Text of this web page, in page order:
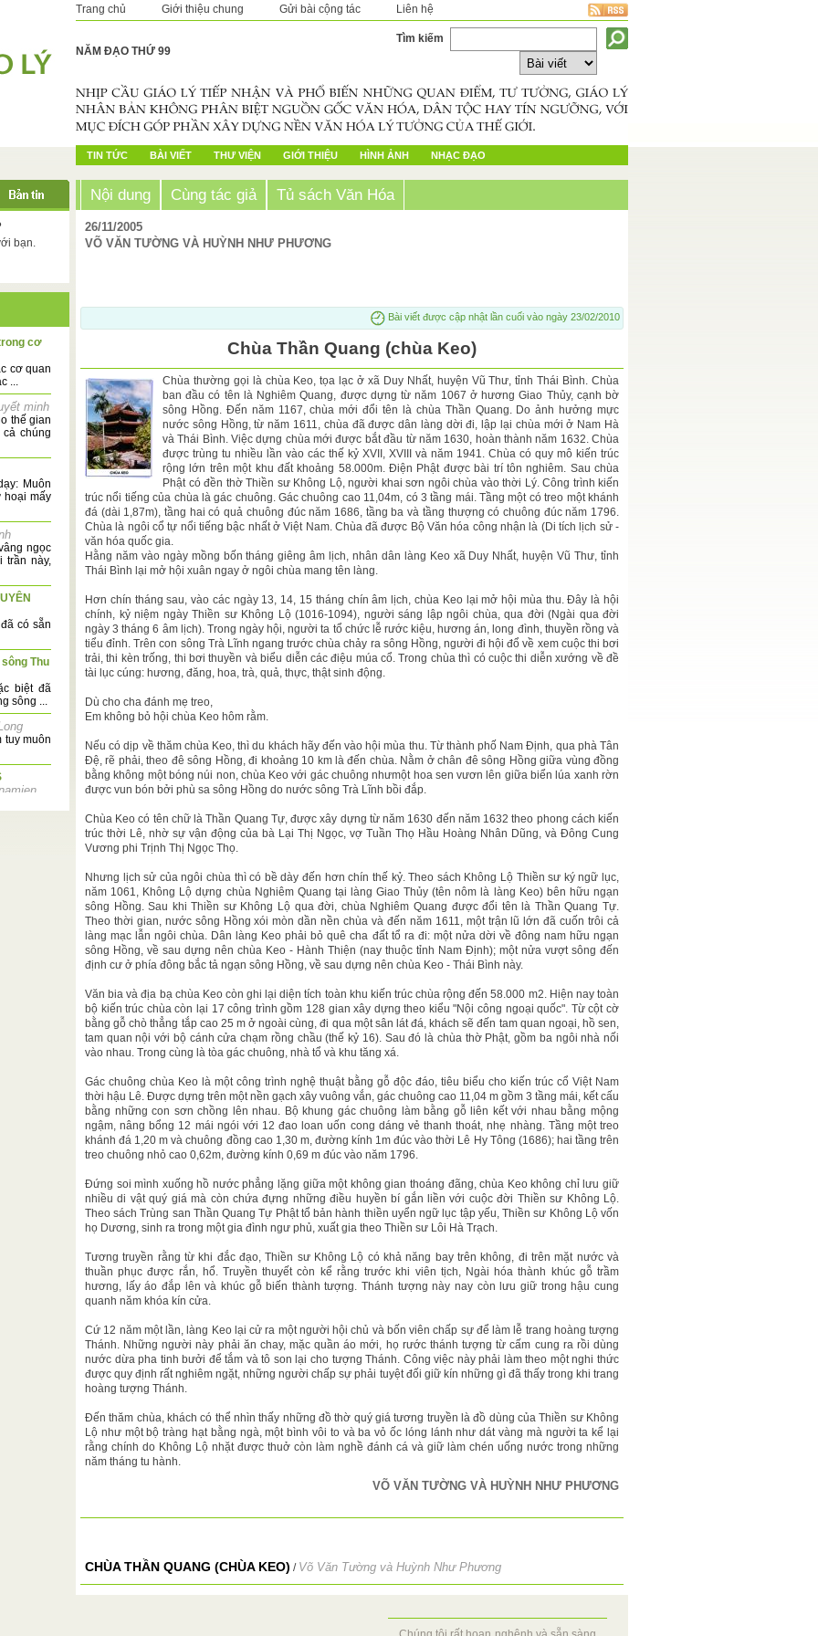
Trang chủ Giới thiệu chung Gửi bài cộng tác Liên hệ
NĂM ĐẠO THỨ 99
Tìm kiếm
TIN TỨC BÀI VIẾT THƯ VIỆN GIỚI THIỆU HÌNH ẢNH NHẠC ĐẠO
bạn.
cơ
cơ quan
...
minh
thế gian
chúng
Muôn
hoại mấy
ngọc
trần này,
có sẵn
Thu
biệt đã
sông ...
tuy muôn
Nội dung Cùng tác giả Tủ sách Văn Hóa
26/11/2005
VÕ VĂN TƯỜNG VÀ HUỲNH NHƯ PHƯƠNG
Bài viết được cập nhật lần cuối vào ngày 23/02/2010
Chùa Thần Quang (chùa Keo)
Chùa thường gọi là chùa Keo, tọa lạc ở xã Duy Nhất, huyện Vũ Thư, tỉnh Thái Bình. Chùa
ban đầu có tên là Nghiêm Quang, được dựng từ năm 1067 ở hương Giao Thủy, cạnh bờ
sông Hồng. Đến năm 1167, chùa mới đổi tên là chùa Thần Quang. Do ảnh hưởng mực
nước sông Hồng, từ năm 1611, chùa đã được dân làng dời đi, lập lại chùa mới ở Nam Hà
và Thái Bình. Việc dựng chùa mới được bắt đầu từ năm 1630, hoàn thành năm 1632. Chùa
được trùng tu nhiều lần vào các thế kỷ XVII, XVIII và năm 1941. Chùa có quy mô kiến trúc
rộng lớn trên một khu đất khoảng 58.000m. Điện Phật được bài trí tôn nghiêm. Sau chùa
Phật có đền thờ Thiền sư Không Lộ, người khai sơn ngôi chùa vào thời Lý. Công trình kiến
trúc nổi tiếng của chùa là gác chuông. Gác chuông cao 11,04m, có 3 tầng mái. Tầng một có treo một khánh
đá (dài 1,87m), tầng hai có quả chuông đúc năm 1686, tầng ba và tầng thượng có chuông đúc năm 1796.
Chùa là ngôi cổ tự nổi tiếng bậc nhất ở Việt Nam. Chùa đã được Bộ Văn hóa công nhận là (Di tích lịch sử -
văn hóa quốc gia.
Hằng năm vào ngày mồng bốn tháng giêng âm lịch, nhân dân làng Keo xã Duy Nhất, huyện Vũ Thư, tỉnh
Thái Bình lại mở hội xuân ngay ở ngôi chùa mang tên làng.
Hơn chín tháng sau, vào các ngày 13, 14, 15 tháng chín âm lịch, chùa Keo lại mở hội mùa thu. Đây là hội
chính, kỷ niệm ngày Thiền sư Không Lộ (1016-1094), người sáng lập ngôi chùa, qua đời (Ngài qua đời
ngày 3 tháng 6 âm lịch). Trong ngày hội, người ta tổ chức lễ rước kiệu, hương án, long đình, thuyền rồng và
tiểu đỉnh. Trên con sông Trà Lĩnh ngang trước chùa chảy ra sông Hồng, người đi hội đổ về xem cuộc thi bơi
trải, thi kèn trống, thi bơi thuyền và biểu diễn các điệu múa cổ. Trong chùa thì có cuộc thi diễn xướng về đề
tài lục cúng: hương, đăng, hoa, trà, quả, thực, thật sinh động.
Dù cho cha đánh mẹ treo,
Em không bỏ hội chùa Keo hôm rằm.
Nếu có dịp về thăm chùa Keo, thì du khách hãy đến vào hội mùa thu. Từ thành phố Nam Định, qua phà Tân
Đệ, rẽ phải, theo đê sông Hồng, đi khoảng 10 km là đến chùa. Nằm ở chân đê sông Hồng giữa vùng đồng
bằng không một bóng núi non, chùa Keo với gác chuông nhưmột hoa sen vươn lên giữa biển lúa xanh rờn
được vun bón bởi phù sa sông Hồng do nước sông Trà Lĩnh bồi đắp.
Chùa Keo có tên chữ là Thần Quang Tự, được xây dựng từ năm 1630 đến năm 1632 theo phong cách kiến
trúc thời Lê, nhờ sự vận động của bà Lại Thị Ngọc, vợ Tuần Thọ Hầu Hoàng Nhân Dũng, và Đông Cung
Vương phi Trịnh Thị Ngọc Thọ.
Nhưng lịch sử của ngôi chùa thì có bề dày đến hơn chín thế kỷ. Theo sách Không Lộ Thiền sư ký ngữ lục,
năm 1061, Không Lộ dựng chùa Nghiêm Quang tại làng Giao Thủy (tên nôm là làng Keo) bên hữu ngạn
sông Hồng. Sau khi Thiền sư Không Lộ qua đời, chùa Nghiêm Quang được đổi tên là Thần Quang Tự.
Theo thời gian, nước sông Hồng xói mòn dần nền chùa và đến năm 1611, một trận lũ lớn đã cuốn trôi cả
làng mạc lẫn ngôi chùa. Dân làng Keo phải bỏ quê cha đất tổ ra đi: một nửa dời về đông nam hữu ngạn
sông Hồng, về sau dựng nên chùa Keo - Hành Thiện (nay thuộc tỉnh Nam Định); một nửa vượt sông đến
định cư ở phía đông bắc tả ngạn sông Hồng, về sau dựng nên chùa Keo - Thái Bình này.
Văn bia và địa bạ chùa Keo còn ghi lại diện tích toàn khu kiến trúc chùa rộng đến 58.000 m2. Hiện nay toàn
bộ kiến trúc chùa còn lại 17 công trình gồm 128 gian xây dựng theo kiểu "Nội công ngoại quốc". Từ cột cờ
bằng gỗ chò thẳng tắp cao 25 m ở ngoài cùng, đi qua một sân lát đá, khách sẽ đến tam quan ngoại, hồ sen,
tam quan nội với bộ cánh cửa chạm rồng chầu (thế kỷ 16). Sau đó là chùa thờ Phật, gồm ba ngôi nhà nối
vào nhau. Trong cùng là tòa gác chuông, nhà tổ và khu tăng xá.
Gác chuông chùa Keo là một công trình nghệ thuật bằng gỗ độc đáo, tiêu biểu cho kiến trúc cổ Việt Nam
thời hậu Lê. Được dựng trên một nền gạch xây vuông vắn, gác chuông cao 11,04 m gồm 3 tầng mái, kết cấu
bằng những con sơn chồng lên nhau. Bộ khung gác chuông làm bằng gỗ liên kết với nhau bằng mộng
ngậm, nâng bổng 12 mái ngói với 12 đao loan uốn cong dáng vẻ thanh thoát, nhẹ nhàng. Tầng một treo
khánh đá 1,20 m và chuông đồng cao 1,30 m, đường kính 1m đúc vào thời Lê Hy Tông (1686); hai tầng trên
treo chuông nhỏ cao 0,62m, đường kính 0,69 m đúc vào năm 1796.
Đứng soi mình xuống hồ nước phẳng lặng giữa một không gian thoáng đãng, chùa Keo không chỉ lưu giữ
nhiều di vật quý giá mà còn chứa đựng những điều huyền bí gắn liền với cuộc đời Thiền sư Không Lộ.
Theo sách Trùng san Thần Quang Tự Phật tổ bản hành thiền uyển ngữ lục tập yếu, Thiền sư Không Lộ vốn
họ Dương, sinh ra trong một gia đình ngư phủ, xuất gia theo Thiền sư Lôi Hà Trạch.
Tương truyền rằng từ khi đắc đạo, Thiền sư Không Lộ có khả năng bay trên không, đi trên mặt nước và
thuần phục được rắn, hổ. Truyền thuyết còn kể rằng trước khi viên tịch, Ngài hóa thành khúc gỗ trầm
hương, lấy áo đắp lên và khúc gỗ biến thành tượng. Thánh tượng này nay còn lưu giữ trong hậu cung
quanh năm khóa kín cửa.
Cứ 12 năm một lần, làng Keo lại cử ra một người hội chủ và bốn viên chấp sự để làm lễ trang hoàng tượng
Thánh. Những người này phải ăn chay, mặc quần áo mới, họ rước thánh tượng từ cấm cung ra rồi dùng
nước dừa pha tinh bưởi để tắm và tô son lại cho tượng Thánh. Công việc này phải làm theo một nghi thức
được quy định rất nghiêm ngặt, những người chấp sự phải tuyệt đối giữ kín những gì đã thấy trong khi trang
hoàng tượng Thánh.
Đến thăm chùa, khách có thể nhìn thấy những đồ thờ quý giá tương truyền là đồ dùng của Thiền sư Không
Lộ như một bộ tràng hạt bằng ngà, một bình vôi to và ba vỏ ốc lóng lánh như dát vàng mà người ta kể lại
rằng chính do Không Lộ nhặt được thuở còn làm nghề đánh cá và giữ làm chén uống nước trong những
năm tháng tu hành.
VÕ VĂN TƯỜNG VÀ HUỲNH NHƯ PHƯƠNG
CHÙA THẦN QUANG (CHÙA KEO) / Võ Văn Tường và Huỳnh Như Phương